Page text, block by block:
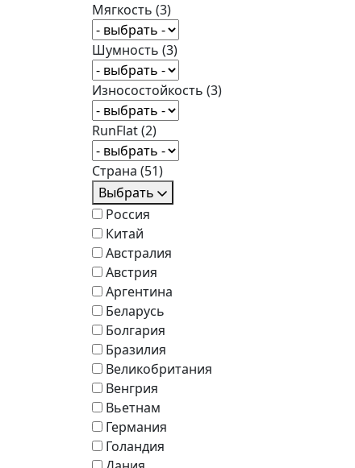
Мягкость (3)
Шумность (3)
Износостойкость (3)
RunFlat(2)
Страна (51)
Выбрать
Россия
Китай
Австралия
Австрия
Аргентина
Беларусь
Болгария
Бразилия
Великобритания
Венгрия
Вьетнам
Германия
Голандия